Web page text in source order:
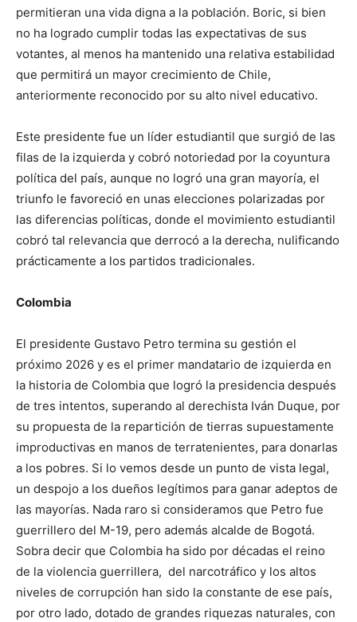
permitieran una vida digna a la población. Boric, si bien
no ha logrado cumplir todas las expectativas de sus
votantes, al menos ha mantenido una relativa estabilidad
que permitirá un mayor crecimiento de Chile,
anteriormente reconocido por su alto nivel educativo.
Este presidente fue un líder estudiantil que surgió de las
filas de la izquierda y cobró notoriedad por la coyuntura
política del país, aunque no logró una gran mayoría, el
triunfo le favoreció en unas elecciones polarizadas por
las diferencias políticas, donde el movimiento estudiantil
cobró tal relevancia que derrocó a la derecha, nulificando
prácticamente a los partidos tradicionales.
Colombia
El presidente Gustavo Petro termina su gestión el
próximo 2026 y es el primer mandatario de izquierda en
la historia de Colombia que logró la presidencia después
de tres intentos, superando al derechista Iván Duque, por
su propuesta de la repartición de tierras supuestamente
improductivas en manos de terratenientes, para donarlas
a los pobres. Si lo vemos desde un punto de vista legal,
un despojo a los dueños legítimos para ganar adeptos de
las mayorías. Nada raro si consideramos que Petro fue
guerrillero del M-19, pero además alcalde de Bogotá.
Sobra decir que Colombia ha sido por décadas el reino
de la violencia guerrillera, del narcotráfico y los altos
niveles de corrupción han sido la constante de ese país,
por otro lado, dotado de grandes riquezas naturales, con